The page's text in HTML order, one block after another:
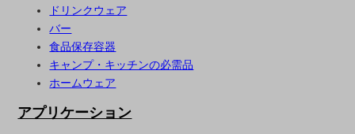
ドリンクウェア
バー
食品保存容器
キャンプ・キッチンの必需品
ホームウェア
アプリケーション